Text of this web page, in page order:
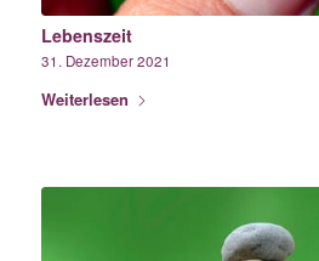
Lebenszeit
31. Dezember 2021
Weiterlesen